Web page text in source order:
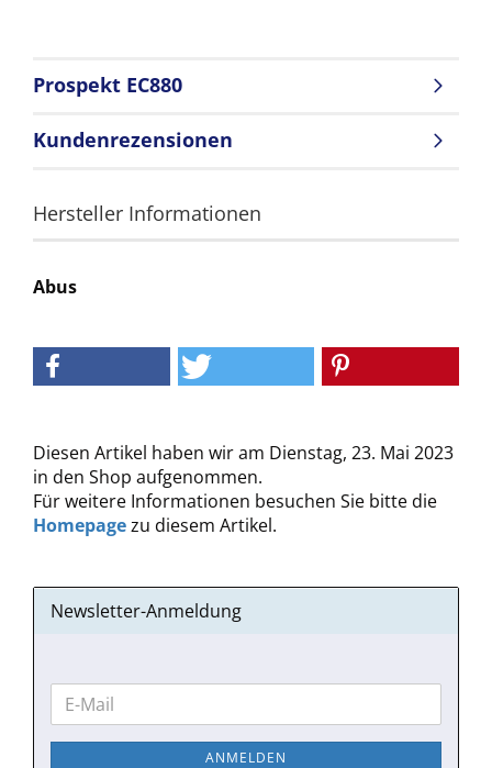
Prospekt EC880
Kundenrezensionen
Hersteller Informationen
Abus
Diesen Artikel haben wir am Dienstag, 23. Mai 2023
in den Shop aufgenommen.
Für weitere Informationen besuchen Sie bitte die
Homepagezu diesem Artikel.
Newsletter-Anmeldung
WEITER
ZUR
NEWSLETTER-
E-
Mail
ANMELDEN